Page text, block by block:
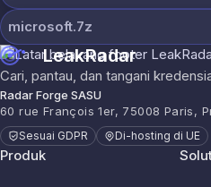
microsoft.7z
LeakRadar
Cari, pantau, dan tangani
Radar Forge SASU
60 rue François 1er, 75008 Paris,
Sesuai GDPR Di-hosting di UE
Produk